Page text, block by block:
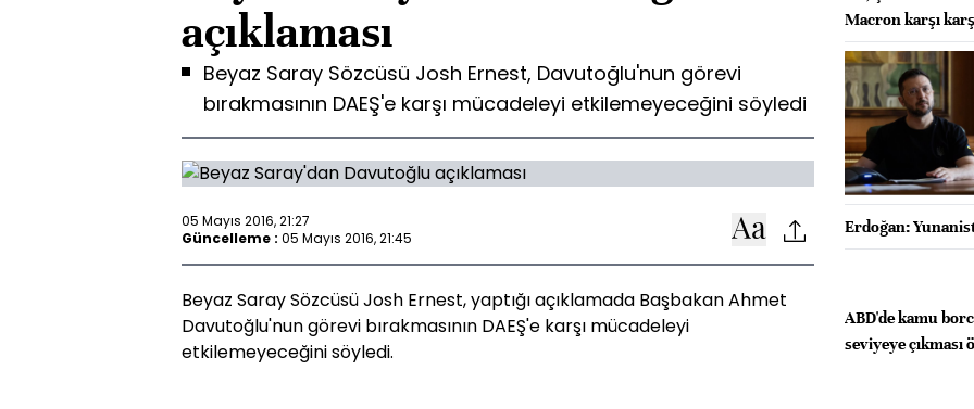
açıklaması
Beyaz Saray Sözcüsü Josh Ernest, Davutoğlu'nun görevi
bırakmasının DAEŞ'e karşı mücadeleyi etkilemeyeceğini söyledi
05 Mayıs 2016, 21:27
Güncelleme : 05 Mayıs 2016, 21:45
Beyaz Saray Sözcüsü Josh Ernest, yaptığı açıklamada Başbakan Ahmet
Davutoğlu'nun görevi bırakmasının DAEŞ'e karşı mücadeleyi
etkilemeyeceğini söyledi.
Macron karşı
Erdoğan:
ABD'de kamu
seviyeye